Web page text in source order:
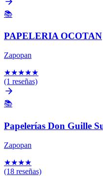
📚
PAPELERIA OCOTAN
Zapopan
★★★★★
(1 reseñas)
📚
Papelerías Don Guille
Zapopan
★★★★
(18 reseñas)